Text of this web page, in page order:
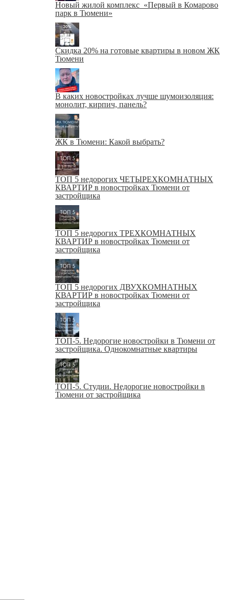
Новый жилой комплекс «Первый в Комарово
парк в Тюмени»
Скидка 20% на готовые квартиры в новом ЖК
Тюмени
В каких новостройках лучше шумоизоляция:
монолит, кирпич, панель?
ЖК в Тюмени: Какой выбрать?
ТОП 5 недорогих ЧЕТЫРЕХКОМНАТНЫХ
КВАРТИР в новостройках Тюмени от
застройщика
ТОП 5 недорогих ТРЕХКОМНАТНЫХ
КВАРТИР в новостройках Тюмени от
застройщика
ТОП 5 недорогих ДВУХКОМНАТНЫХ
КВАРТИР в новостройках Тюмени от
застройщика
ТОП-5. Недорогие новостройки в Тюмени от
застройщика. Однокомнатные квартиры
ТОП-5. Студии. Недорогие новостройки в
Тюмени от застройщика